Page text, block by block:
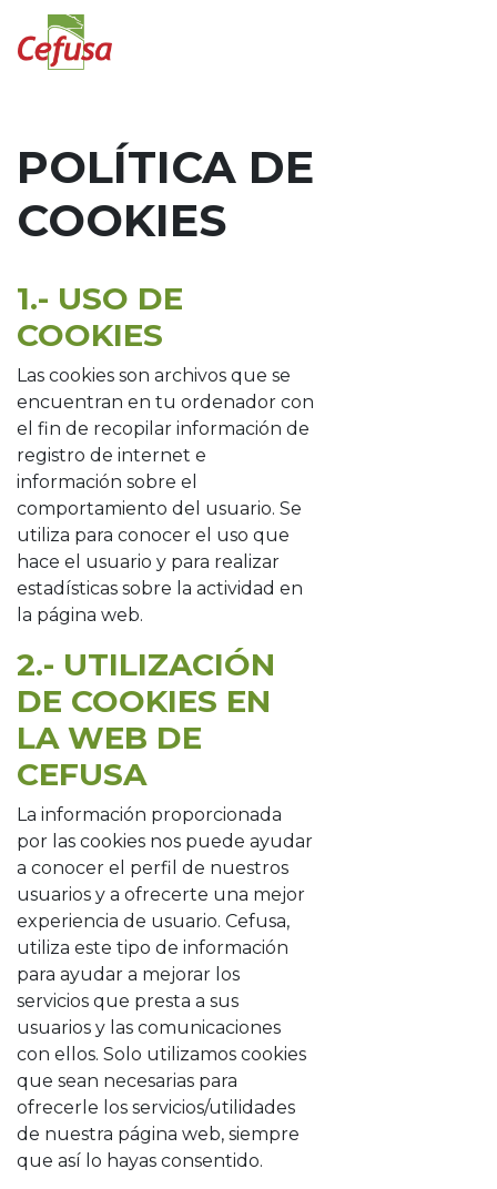
POLÍTICA DE
COOKIES
1.- USO DE
COOKIES
Las cookies son archivos que se
encuentran en tu ordenador con
el fin de recopilar información de
registro de internet e
información sobre el
comportamiento del usuario. Se
utiliza para conocer el uso que
hace el usuario y para realizar
estadísticas sobre la actividad en
la página web.
2.- UTILIZACIÓN
DE COOKIES EN
LA WEB DE
CEFUSA
La información proporcionada
por las cookies nos puede ayudar
a conocer el perfil de nuestros
usuarios y a ofrecerte una mejor
experiencia de usuario. Cefusa,
utiliza este tipo de información
para ayudar a mejorar los
servicios que presta a sus
usuarios y las comunicaciones
con ellos. Solo utilizamos cookies
que sean necesarias para
ofrecerle los servicios/utilidades
de nuestra página web, siempre
que así lo hayas consentido.